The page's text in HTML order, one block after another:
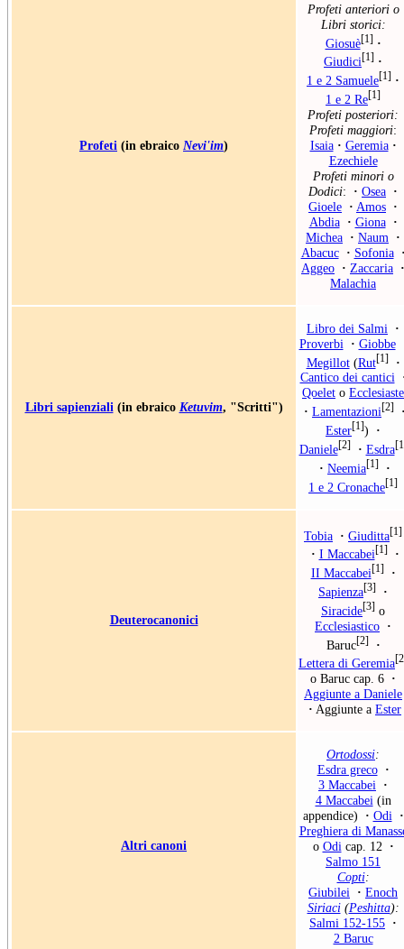
Profeti (in ebraico Nevi'im)
Profeti anteriori o
Libri storici:
Giosuè[1]·
Giudici[1] ·
1 e 2 Samuele[1] ·
1 e 2 Re[1]
Profeti posteriori:
Profeti maggiori:
Isaia· Geremia·
Ezechiele
Profeti minori o
Dodici: · Osea ·
Gioele · Amos ·
Abdia · Giona ·
Michea · Naum
·
Abacuc · Sofonia
Aggeo · Zaccaria ·
Malachia
Libri sapienziali (in ebraico Ketuvim, "Scritti")
Libro dei Salmi
·
Proverbi
· Giobbe
Megillot(Rut[1]
·
Cantico dei cantici
Qoelet o Ecclesiaste
· Lamentazioni[2]
Ester[1])
·
Daniele[2] · Esdra
· Neemia[1]
·
1 e 2 Cronache[1]
Deuterocanonici
Tobia · Giuditta[1]
· I Maccabei[1]
·
II Maccabei[1]
·
Sapienza[3]
·
Siracide[3] o
Ecclesiastico ·
Baruc[2]
·
Lettera di Geremia
o Baruc cap. 6 ·
Aggiunte a Daniele
· Aggiunte a Ester
Altri canoni
Ortodossi:
Esdra greco ·
3 Maccabei
·
4 Maccabei (in
appendice)
· Odi
·
Preghiera di
o Odi cap. 12
·
Salmo 151
Copti:
Giubilei
· Enoch
Siriaci(Peshitta):
Salmi 152-155 ·
2 Baruc